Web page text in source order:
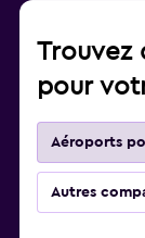
Trouvez
pour
Aéroports
Autres